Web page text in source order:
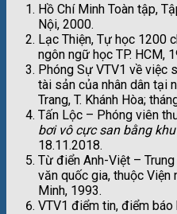
Hồ Chí Minh Toàn tập,
Nội, 2000.
Lạc Thiện, Tự học 1200
ngôn ngữ học TP. HCM,
Phóng Sự VTV1 về việc
tài sản của nhân dân tại
Trang, T. Khánh Hòa;
Tấn Lộc – Phóng viên
bơi vô cực san bằng
18.11.2018.
Từ điển Anh-Việt –
văn quốc gia, thuộc Viện
Minh, 1993.
VTV1 điểm tin, điểm